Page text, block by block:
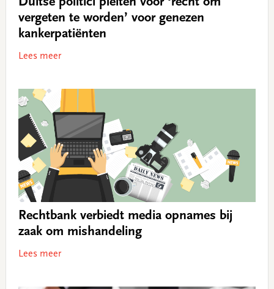
vergeten te worden’ voor genezen
kankerpatiënten
Lees meer
Rechtbank verbiedt media opnames bij
zaak om mishandeling
Lees meer